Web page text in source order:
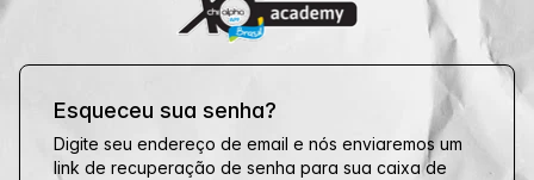
Esqueceu sua senha?
Digite seu endereço de email e nós enviaremos um
link de recuperação de senha para sua caixa de